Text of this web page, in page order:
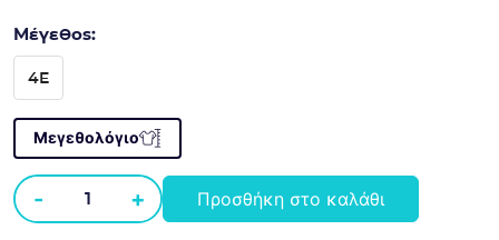
Μέγεθος:
4E
Μεγεθολόγιο
-
Σετ
+ Προσθήκη στο καλάθι